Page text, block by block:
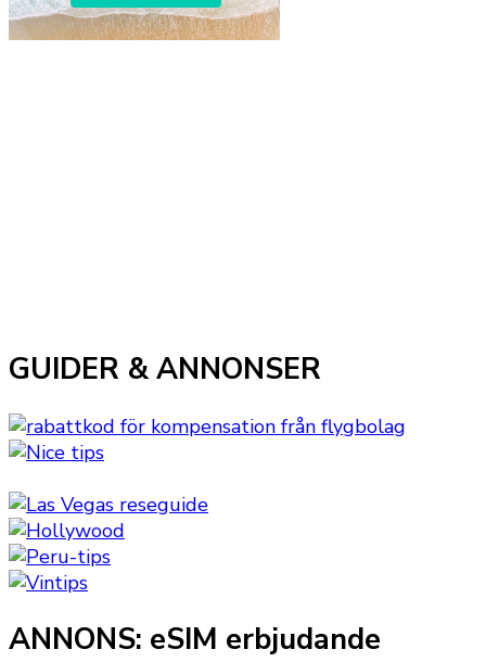
GUIDER & ANNONSER
ANNONS: eSIM erbjudande